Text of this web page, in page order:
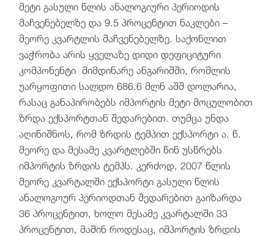
მეტი გასუ­ლი წლის ანალოგიური პერიოდის
მაჩვენებელზე და 9.5 პროცენტით ნაკლები –
მეორე კვარტლის მაჩვენებელზე. საქონლით
ვაჭრობა არის ყველაზე დიდი დეფიციტური
კომპონენტი მიმდინარე ანგარიშში, რომლის
უარყოფითი სალდო 686.6 მლნ აშშ დოლარია,
რასაც განაპირობებს იმპორტის მეტი მოცულობით
ზრდა ექსპორტთან შედარებით. თუმცა უნდა
აღინიშნოს, რომ ზრდის ტემპით ექსპორტი ა. წ.
მეორე და მესამე კვარტლებში წინ უსწრებს
იმპორტის ზრდის ტემპს. კერძოდ, 2007 წლის
მეორე კვარტალში ექსპორტი გასული წლის
ანალოგოურ პერიოდთან შედარებით გაიზარდა
36 პროცენტით, ხოლო მესამე კვარტალში 33
პროცენტით, მაშინ როდესაც, იმპორტის ზრდის